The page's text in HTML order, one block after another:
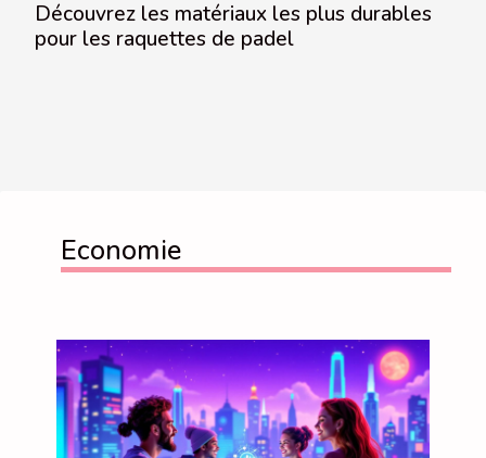
Découvrez les matériaux les plus durables
pour les raquettes de padel
Economie